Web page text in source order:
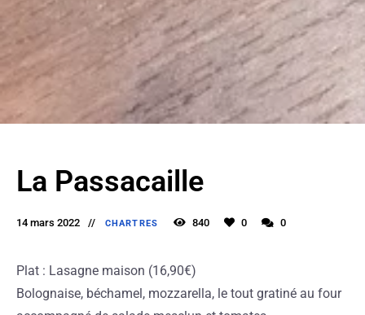
La Passacaille
14 mars 2022 CHARTRES 840 0 0
Plat : Lasagne maison (16,90€)
Bolognaise, béchamel, mozzarella, le tout gratiné au four